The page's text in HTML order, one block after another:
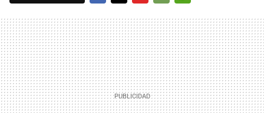
MAIL